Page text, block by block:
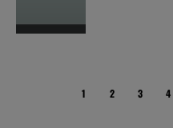
1 2 3 4